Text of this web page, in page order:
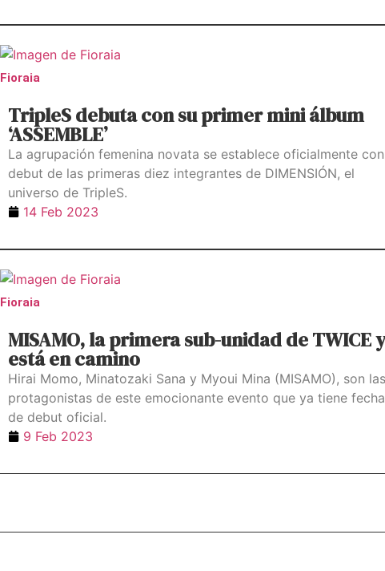
Fioraia
TripleS debuta con su primer mini álbum
‘ASSEMBLE’
La agrupación femenina novata se establece oficialmente
debut de las primeras diez integrantes de DIMENSIÓN, el
universo de TripleS.
14 Feb 2023
Fioraia
MISAMO, la primera sub-unidad de TWICE
está en camino
Hirai Momo, Minatozaki Sana y Myoui Mina (MISAMO), son las
protagonistas de este emocionante evento que ya tiene fecha
de debut oficial.
9 Feb 2023